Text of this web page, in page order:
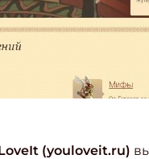
(youloveit.ru)